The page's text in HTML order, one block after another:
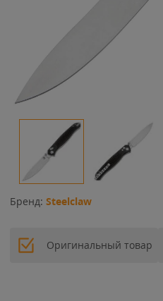
Бренд: Steelclaw
Оригинальный товар